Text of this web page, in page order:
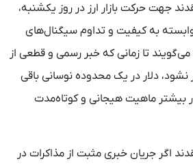
جهت حرکت بازار ارز در روز یکشنبه،
به کیفیت و تداوم سیگنال‌های
تا زمانی که خبر رسمی و قطعی از
دلار در یک محدوده نوسانی باقی
بیشتر ماهیت هیجانی و کوتاه‌مدت
اگر جریان خبری مثبت از مذاکرات در